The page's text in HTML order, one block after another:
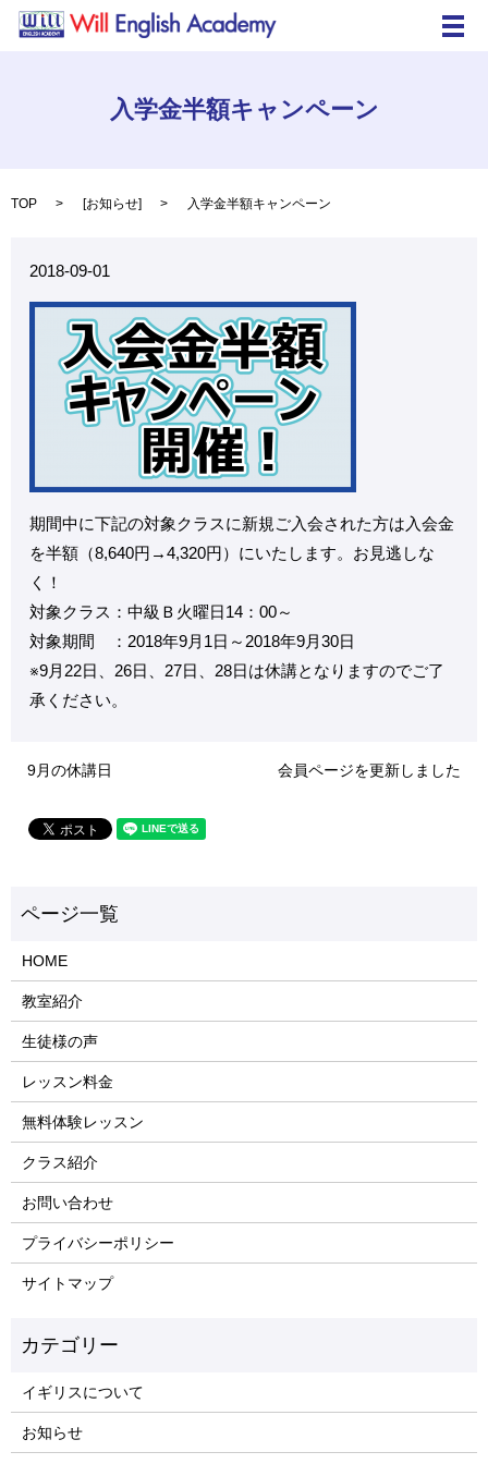
メ
入学金半額キャンペーン
TOP [お知らせ] 入学金半額キャンペーン
2018-09-01
期間中に下記の対象クラスに新規ご入会された方は入会金
を半額（8,640円→4,320円）にいたします。お見逃しな
く！
対象クラス：中級Ｂ火曜日14：00～
対象期間 ：2018年9月1日～2018年9月30日
※9月22日、26日、27日、28日は休講となりますのでご了
承ください。
9月の休講日 会員ページを更新しました
HOME
教室紹介
生徒様の声
レッスン料金
無料体験レッスン
クラス紹介
お問い合わせ
プライバシーポリシー
サイトマップ
イギリスについて
お知らせ